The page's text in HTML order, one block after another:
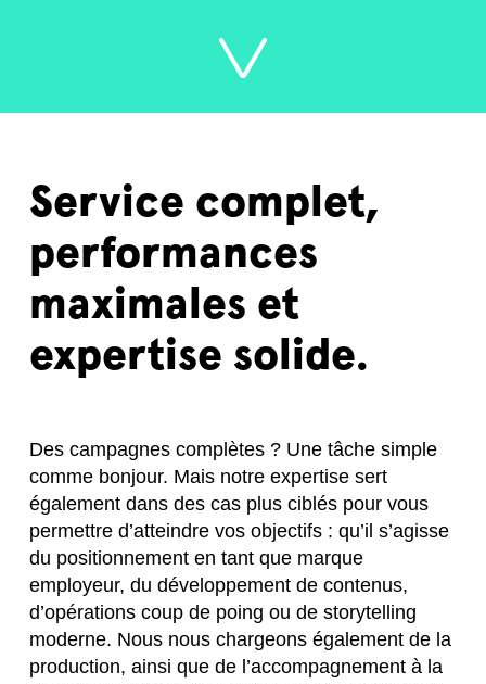
Service complet,
performances
maximales et
expertise solide.
Des campagnes complètes ? Une tâche simple
comme bonjour. Mais notre expertise sert
également dans des cas plus ciblés pour vous
permettre d’atteindre vos objectifs : qu’il s’agisse
du positionnement en tant que marque
employeur, du développement de contenus,
d’opérations coup de poing ou de storytelling
moderne. Nous nous chargeons également de la
production, ainsi que de l’accompagnement à la